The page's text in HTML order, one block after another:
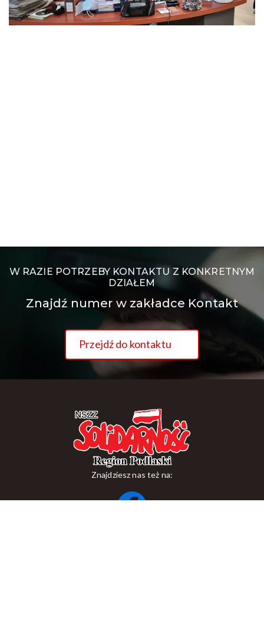
W RAZIE POTRZEBY KONTAKTU Z KONKRETNYM
DZIAŁEM
Znajdź numer w zakładce Kontakt
Przejdź do kontaktu
Znajdziesz nas też na: